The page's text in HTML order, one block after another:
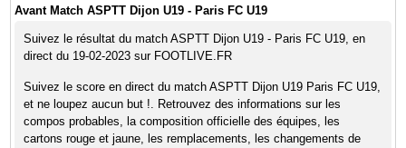
Avant Match ASPTT Dijon U19 - Paris FC U19
Suivez le résultat du match ASPTT Dijon U19 - Paris FC U19, en
direct du 19-02-2023 sur FOOTLIVE.FR
Suivez le score en direct du match ASPTT Dijon U19 Paris FC U19,
et ne loupez aucun but !. Retrouvez des informations sur les
compos probables, la composition officielle des équipes, les
cartons rouge et jaune, les remplacements, les changements de